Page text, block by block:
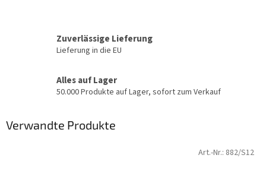
Zuverlässige Lieferung
Lieferung in die EU
Alles auf Lager
50.000 Produkte auf Lager, sofort zum Verkauf
Verwandte Produkte
Art.-Nr.: 882/S12